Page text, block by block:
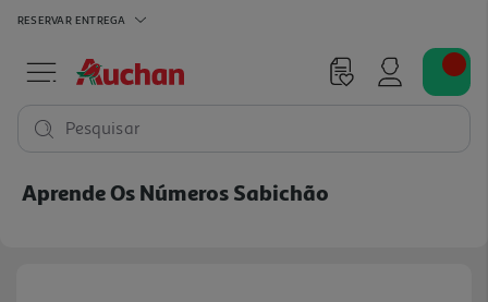
RESERVAR ENTREGA
Pesquisar
Aprende Os Números Sabichão